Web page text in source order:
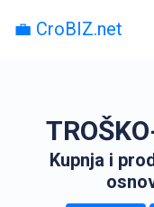
💼 CroBIZ.net
Kupnja i